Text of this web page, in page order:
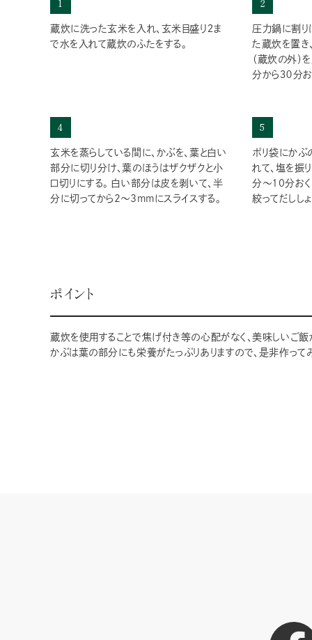
1
蔵炊に洗った玄米を入れ、玄米目盛り２ま
で水を入れて蔵炊のふたをする。
2
圧力鍋に割り
た蔵炊を置き
（蔵炊の外）
分から３０分お
4
玄米を蒸らしている間に、かぶを、葉と白い
部分に切り分け、葉のほうはザクザクと小
口切りにする。 白い部分は皮を剥いて、半
分に切ってから2～3mmにスライスする。
5
ポリ袋にかぶ
れて、塩を振
分～10分おく
絞ってだしし
ポイント
蔵炊を使用することで焦げ付き等の心配がなく、美味しいご
かぶは葉の部分にも栄養がたっぷりありますので、是非作って